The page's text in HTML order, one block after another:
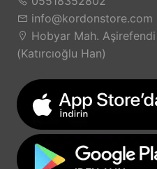
info@kordonstore.com
Hobyar Mah.
(Katırcıoğlu Han)